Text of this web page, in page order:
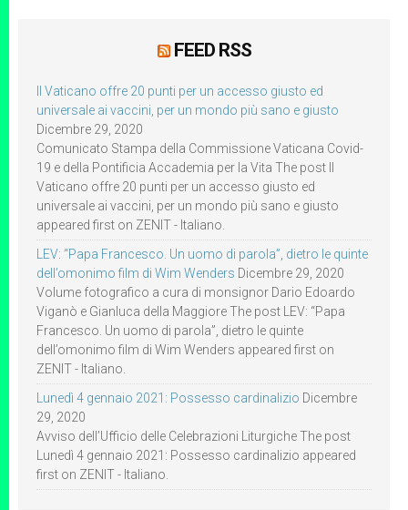
FEED RSS
Il Vaticano offre 20 punti per un accesso giusto ed
universale ai vaccini, per un mondo più sano e giusto
Dicembre 29, 2020
Comunicato Stampa della Commissione Vaticana Covid-
19 e della Pontificia Accademia per la Vita The post Il
Vaticano offre 20 punti per un accesso giusto ed
universale ai vaccini, per un mondo più sano e giusto
appeared first on ZENIT - Italiano.
LEV: “Papa Francesco. Un uomo di parola”, dietro le quinte
dell’omonimo film di Wim Wenders Dicembre 29, 2020
Volume fotografico a cura di monsignor Dario Edoardo
Viganò e Gianluca della Maggiore The post LEV: “Papa
Francesco. Un uomo di parola”, dietro le quinte
dell’omonimo film di Wim Wenders appeared first on
ZENIT - Italiano.
Lunedì 4 gennaio 2021: Possesso cardinalizio Dicembre
29, 2020
Avviso dell’Ufficio delle Celebrazioni Liturgiche The post
Lunedì 4 gennaio 2021: Possesso cardinalizio appeared
first on ZENIT - Italiano.